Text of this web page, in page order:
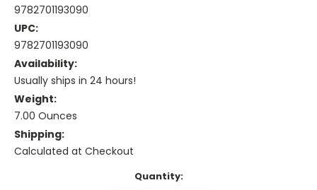
9782701193090
UPC:
9782701193090
Availability:
Usually ships in 24 hours!
Weight:
7.00 Ounces
Shipping:
Calculated at Checkout
Quantity: